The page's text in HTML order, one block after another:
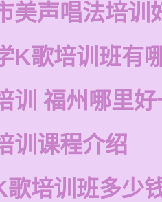
美声唱法培训
K歌培训班有
训 福州哪里
训课程介绍
歌培训班多少